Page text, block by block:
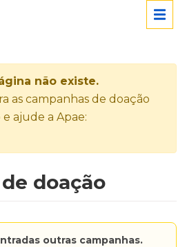
não existe.
as campanhas de doação
ajude a Apae:
doação
outras campanhas.